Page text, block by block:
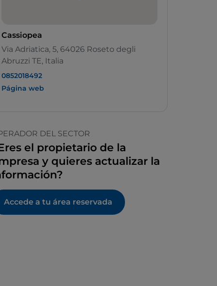
Cassiopea
Via Adriatica, 5, 64026 Roseto degli
Abruzzi TE, Italia
0852018492
Página web
DEL SECTOR
el propietario de la
y quieres actualizar la
Accede a tu área reservada